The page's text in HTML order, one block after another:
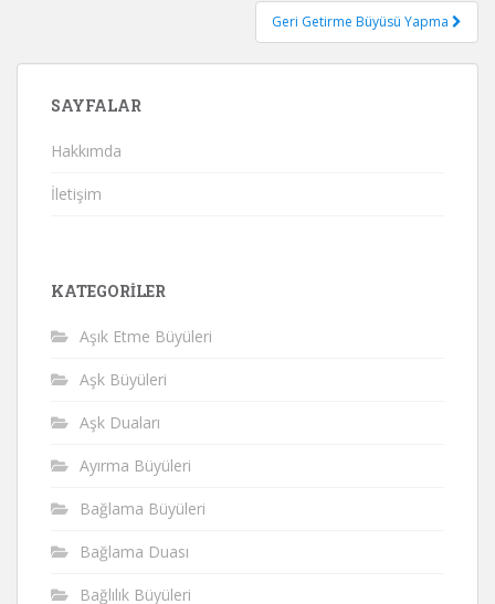
Geri Getirme Büyüsü Yapma
SAYFALAR
Hakkımda
İletişim
KATEGORILER
Aşık Etme Büyüleri
Aşk Büyüleri
Aşk Duaları
Ayırma Büyüleri
Bağlama Büyüleri
Bağlama Duası
Bağlılık Büyüleri